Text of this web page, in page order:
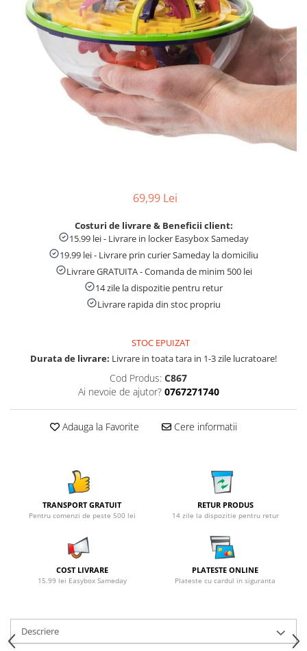
Tablite educative
69,99 Lei
Costuri de livrare & Beneficii client:
15.99 lei - Livrare in locker Easybox Sameday
19.99 lei - Livrare prin curier Sameday la domiciliu
Livrare GRATUITA - Comanda de minim 500 lei
14 zile la dispozitie pentru retur
Livrare rapida din stoc propriu
STOC EPUIZAT
Durata de livrare: Livrare in toata tara in 1-3 zile lucratoare!
Cod Produs: C867
Ai nevoie de ajutor? 0767271740
Adauga la Favorite Cere informatii
TRANSPORT GRATUIT
Pentru comenzi de peste 500 lei
RETUR PRODUS
14 zile la dispozitie pentru retur
COST LIVRARE
15.99 lei Easybox Sameday
PLATESTE ONLINE
Plateste cu cardul in siguranta
Descriere